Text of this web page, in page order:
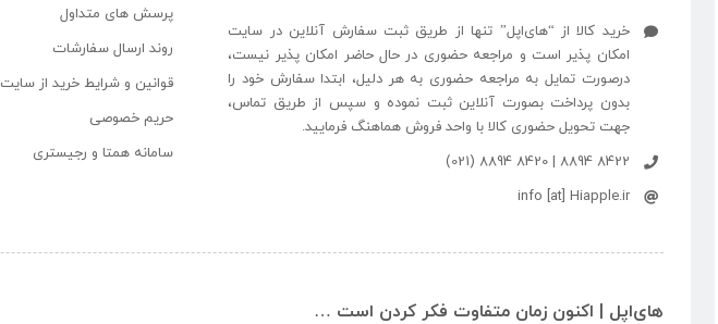
خرید کالا از “های‌اپل” تنها از طریق ثبت سفارش آنلاین در سایت
امکان پذیر است و مراجعه حضوری در حال حاضر امکان پذیر نیست،
درصورت تمایل به مراجعه حضوری به هر دلیل، ابتدا سفارش خود را
بدون پرداخت بصورت آنلاین ثبت نموده و سپس از طریق تماس،
جهت تحویل حضوری کالا با واحد فروش هماهنگ فرمایید.
8422 8894 | 8420 8894 (021)
info [at] Hiapple.ir
پرسش های متداول
روند ارسال سفارشات
قوانین و شرایط خرید از سایت
حریم خصوصی
سامانه همتا و رجیستری
های‌اپل | اکنون زمان متفاوت فکر کردن است …